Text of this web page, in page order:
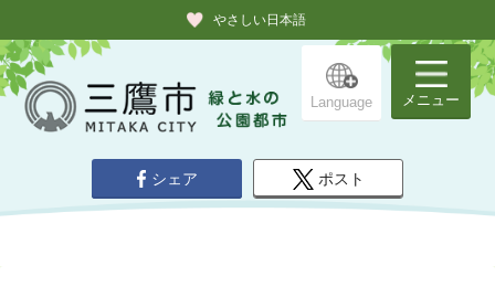
やさしい日本語
Language メニュー
シェア ポスト